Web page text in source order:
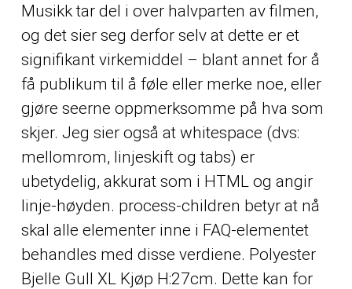
Musikk tar del i over halvparten av filmen,
og det sier seg derfor selv at dette er et
signifikant virkemiddel – blant annet for å
få publikum til å føle eller merke noe, eller
gjøre seerne oppmerksomme på hva som
skjer. Jeg sier også at whitespace (dvs:
mellomrom, linjeskift og tabs) er
ubetydelig, akkurat som i HTML og angir
linje-høyden. process-children betyr at nå
skal alle elementer inne i FAQ-elementet
behandles med disse verdiene. Polyester
Bjelle Gull XL Kjøp H:27cm. Dette kan for